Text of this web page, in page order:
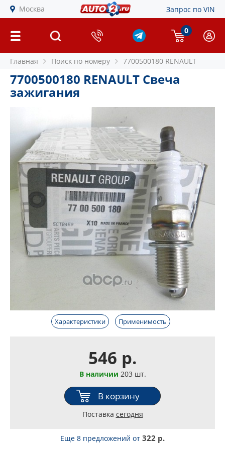
Москва Запрос по VIN
0
Главная Поиск по номеру 7700500180 RENAULT
7700500180 RENAULT Свеча
зажигания
Характеристики Применимость
546 р.
В наличии 203 шт.
В корзину
Поставка сегодня
Еще 8 предложений от 322 р.